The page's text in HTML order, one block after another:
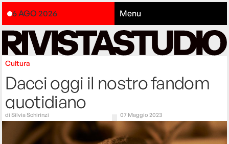
6 AGO 2026 Menu
Cultura
Dacci oggi il nostro fandom
quotidiano
diSilvia Schirinzi 07 Maggio 2023